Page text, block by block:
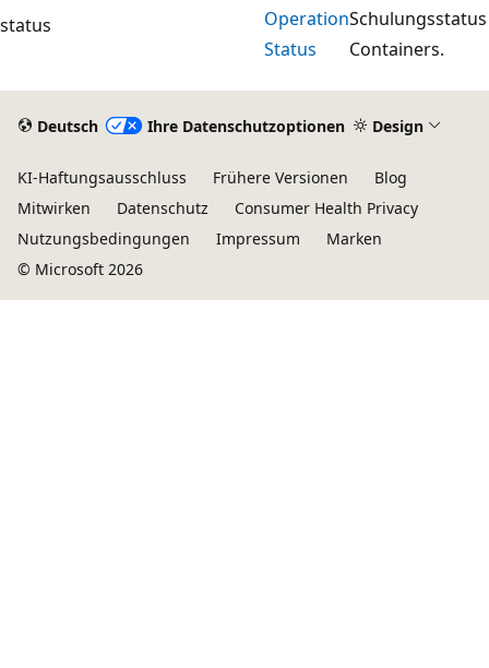
status
Operation
Status
Containers.
Deutsch Ihre Datenschutzoptionen Design
KI-Haftungsausschluss Frühere Versionen
Blog
Mitwirken
Datenschutz
Consumer Health Privacy
Nutzungsbedingungen
Impressum
Marken
© Microsoft 2026